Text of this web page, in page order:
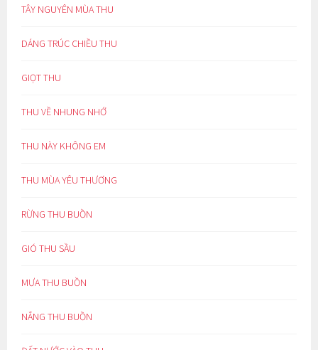
TÂY NGUYÊN MÙA THU
DÁNG TRÚC CHIỀU THU
GIỌT THU
THU VỀ NHUNG NHỚ
THU NÀY KHÔNG EM
THU MÙA YÊU THƯƠNG
RỪNG THU BUỒN
GIÓ THU SẦU
MƯA THU BUỒN
NẮNG THU BUỒN